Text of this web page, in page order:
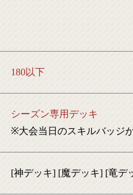
180以下
シーズン専用デッキ
※大会当日のスキルバッジ
[神デッキ] [魔デッキ] [竜デ